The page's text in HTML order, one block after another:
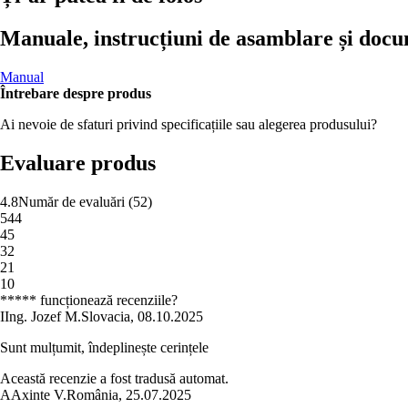
Manuale, instrucțiuni de asamblare și
Manual
Întrebare despre produs
Ai nevoie de sfaturi privind specificațiile sau alegerea produsului?
Evaluare produs
4.8Număr de evaluări (52)
544
45
32
21
10
***** funcționează recenziile?
IIng. Jozef M.Slovacia, 08.10.2025
Sunt mulțumit, îndeplinește cerințele
Această recenzie a fost tradusă automat.
AAxinte V.România, 25.07.2025